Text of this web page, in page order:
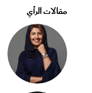
مقالات الرأي